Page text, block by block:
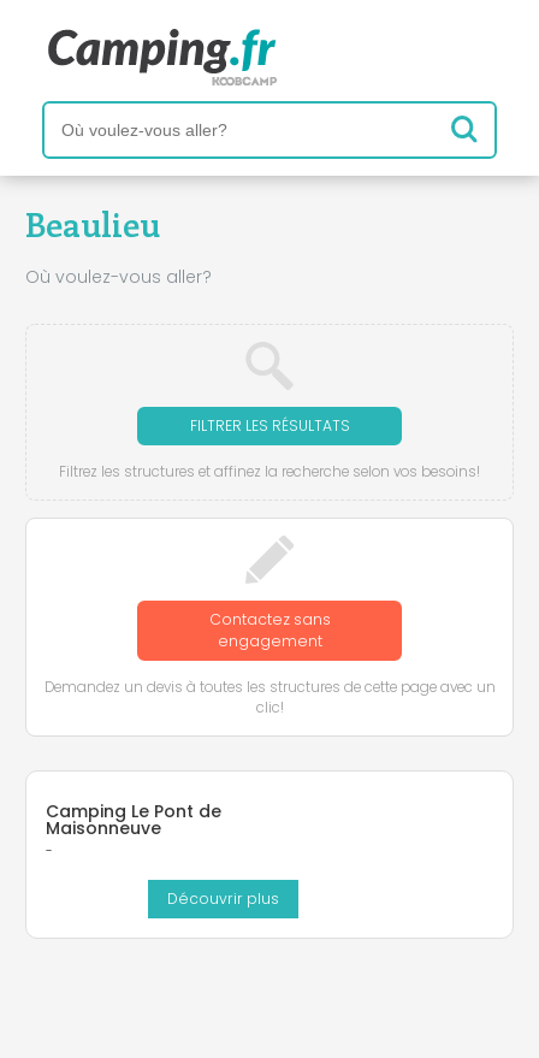
Beaulieu
Où voulez-vous aller?
FILTRER LES RÉSULTATS
Filtrez les structures et affinez la recherche selon vos besoins!
Contactez sans
engagement
Demandez un devis à toutes les structures de cette page avec un
clic!
Camping Le Pont de
Maisonneuve
-
Découvrir plus